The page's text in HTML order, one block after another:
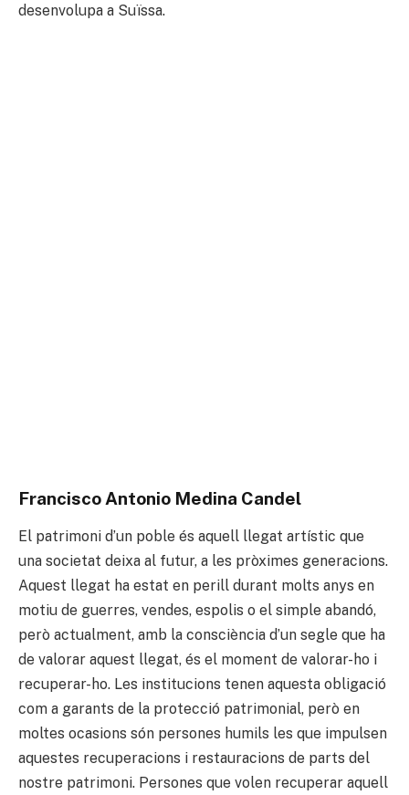
desenvolupa a Suïssa.
Francisco Antonio Medina Candel
El patrimoni d’un poble és aquell llegat artístic que
una societat deixa al futur, a les pròximes generacions.
Aquest llegat ha estat en perill durant molts anys en
motiu de guerres, vendes, espolis o el simple abandó,
però actualment, amb la consciència d’un segle que ha
de valorar aquest llegat, és el moment de valorar-ho i
recuperar-ho. Les institucions tenen aquesta obligació
com a garants de la protecció patrimonial, però en
moltes ocasions són persones humils les que impulsen
aquestes recuperacions i restauracions de parts del
nostre patrimoni. Persones que volen recuperar aquell